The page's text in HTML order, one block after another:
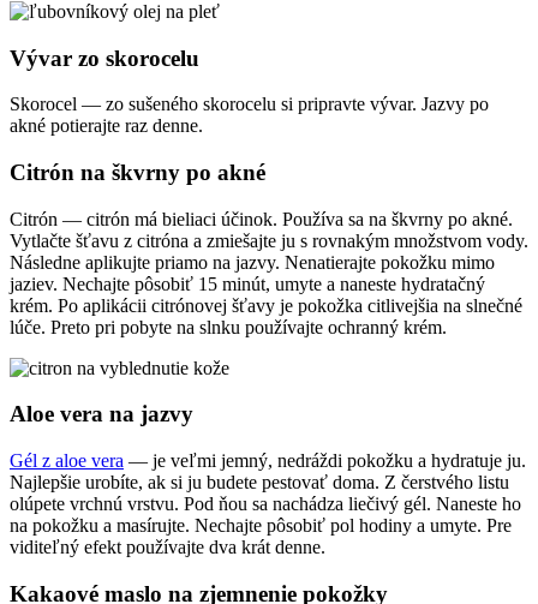
Vývar zo skorocelu
Skorocel — zo sušeného skorocelu si pripravte vývar. Jazvy po
akné potierajte raz denne.
Citrón na škvrny po akné
Citrón — citrón má bieliaci účinok. Používa sa na škvrny po akné.
Vytlačte šťavu z citróna a zmiešajte ju s rovnakým množstvom vody.
Následne aplikujte priamo na jazvy. Nenatierajte pokožku mimo
jaziev. Nechajte pôsobiť 15 minút, umyte a naneste hydratačný
krém. Po aplikácii citrónovej šťavy je pokožka citlivejšia na slnečné
lúče. Preto pri pobyte na slnku používajte ochranný krém.
Aloe vera na jazvy
Gél z aloe vera — je veľmi jemný, nedráždi pokožku a hydratuje ju.
Najlepšie urobíte, ak si ju budete pestovať doma. Z čerstvého listu
olúpete vrchnú vrstvu. Pod ňou sa nachádza liečivý gél. Naneste ho
na pokožku a masírujte. Nechajte pôsobiť pol hodiny a umyte. Pre
viditeľný efekt používajte dva krát denne.
Kakaové maslo na zjemnenie pokožky